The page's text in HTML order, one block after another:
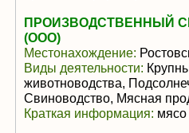
ПРОИЗВОДСТВЕННЫЙ
(ООО)
Местонахождение:
Виды деятельности:
животноводства,
Свиноводство, Мясная
Краткая информация: мясо